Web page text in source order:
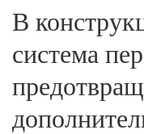
В
система